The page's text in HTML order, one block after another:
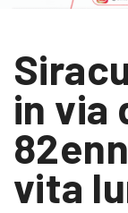
in via
vita